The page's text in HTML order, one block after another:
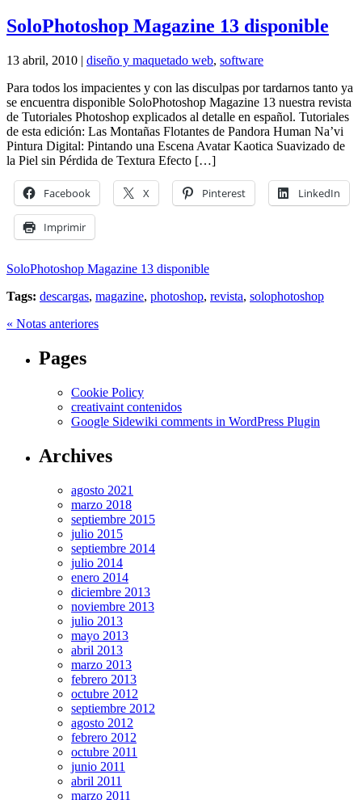
SoloPhotoshop Magazine 13 disponible
13 abril, 2010 | diseño y maquetado web, software
Para todos los impacientes y con las disculpas por tardarnos tanto ya
se encuentra disponible SoloPhotoshop Magazine 13 nuestra revista
de Tutoriales Photoshop explicados al detalle en español. Tutoriales
de esta edición: Las Montañas Flotantes de Pandora Human Na’vi
Pintura Digital: Pintando una Escena Avatar Kaotica Suavizado de
la Piel sin Pérdida de Textura Efecto […]
Facebook X Pinterest LinkedIn
Imprimir
SoloPhotoshop Magazine 13 disponible
Tags: descargas, magazine, photoshop, revista, solophotoshop
« Notas anteriores
Pages
Cookie Policy
creativaint contenidos
Google Sidewiki comments in WordPress Plugin
Archives
agosto 2021
marzo 2018
septiembre 2015
julio 2015
septiembre 2014
julio 2014
enero 2014
diciembre 2013
noviembre 2013
julio 2013
mayo 2013
abril 2013
marzo 2013
febrero 2013
octubre 2012
septiembre 2012
agosto 2012
febrero 2012
octubre 2011
junio 2011
abril 2011
marzo 2011